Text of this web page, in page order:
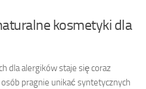
kosmetyki dla
dla alergików staje się coraz
pragnie unikać syntetycznych